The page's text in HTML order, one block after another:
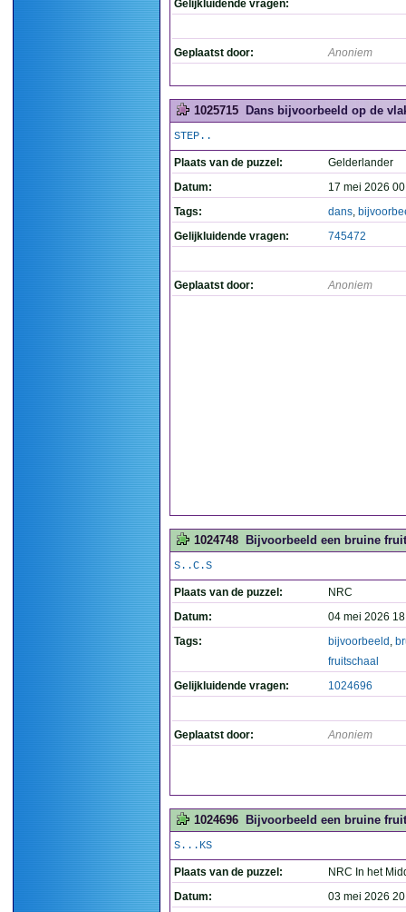
Gelijkluidende vragen:
Geplaatst door: Anoniem
1025715 Dans bijvoorbeeld op de
STEP..
Plaats van de puzzel:
Gelderlander
Datum:
17 mei 2026
Tags:
dans,
Gelijkluidende vragen:
745472
Geplaatst door: Anoniem
1024748 Bijvoorbeeld een bruine
S..C.S
Plaats van de puzzel:
NRC
Datum:
04 mei 2026
Tags:
bijvoorbeeld ,
fruitschaal
Gelijkluidende vragen:
1024696
Geplaatst door: Anoniem
1024696 Bijvoorbeeld een bruine
S...KS
Plaats van de puzzel:
NRC In het
Datum:
03 mei 2026